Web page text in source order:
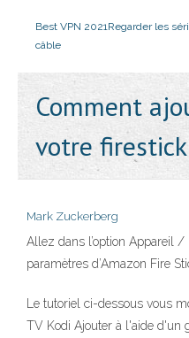
Best VPN 2021Regarder les
câble
Comment
votre firestick
Mark Zuckerberg
Allez dans l’option Appareil
paramètres d’Amazon Fire
Le tutoriel ci-dessous vous
TV Kodi Ajouter à l'aide d'un